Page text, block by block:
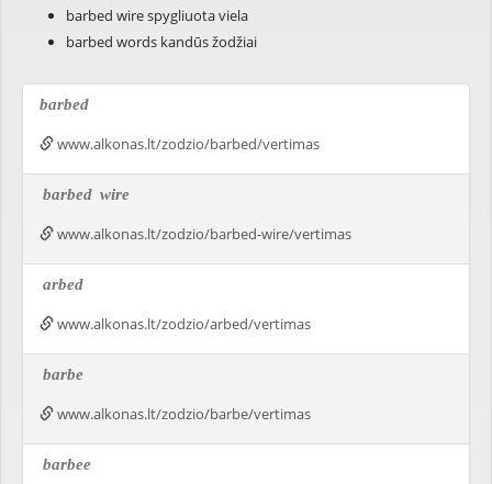
barbed wire spygliuota viela
barbed words kandūs žodžiai
barbed
www.alkonas.lt/zodzio/barbed/vertimas
barbed wire
www.alkonas.lt/zodzio/barbed-wire/vertimas
arbed
www.alkonas.lt/zodzio/arbed/vertimas
barbe
www.alkonas.lt/zodzio/barbe/vertimas
barbee